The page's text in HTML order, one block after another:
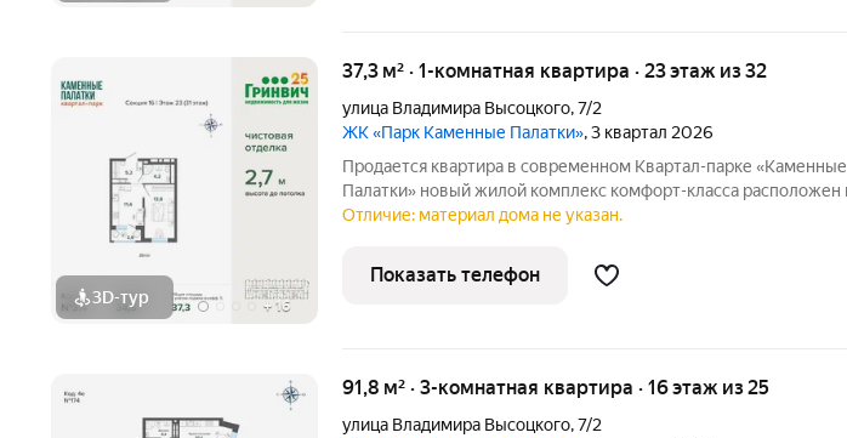
3D-тур + 16
37,3 м² · 1-комнатная квартира · 23 этаж из 32
улица Владимира Высоцкого,7/2
ЖК «Парк Каменные Палатки», 3 квартал 2026
Продается квартира в современном Квартал-парке «Каменные
Палатки» новый жилой комплекс комфорт-класса расположен на
границе микрорайонов ЖБИ и Втузгородок, в 15 минутах от
озером Шарташ. В
Отличие: материал дома не указан.
Показать телефон
91,8 м² · 3-комнатная квартира · 16 этаж из 25
улица Владимира Высоцкого,7/2